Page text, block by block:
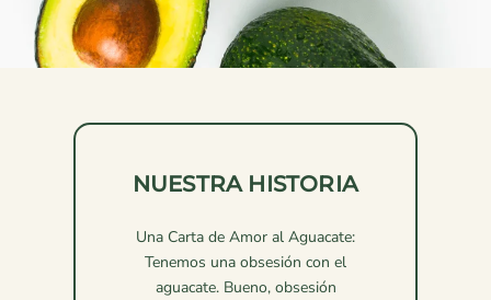
NUESTRA HISTORIA
Una Carta de Amor al Aguacate:
Tenemos una obsesión con el
aguacate. Bueno, obsesión